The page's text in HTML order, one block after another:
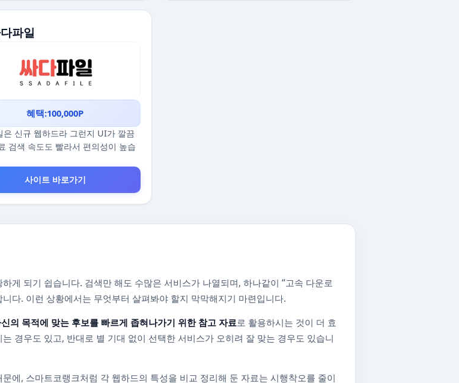
파일
혜택:100,000P
은 신규 웹하드라 그런지 UI가 깔끔
검색 속도도 빨라서 편의성이 높습
사이트 바로가기
게 되기 쉽습니다. 검색만 해도 수많은 서비스가 나열되며, 하나같이 “고속 다운로
다. 이런 상황에서는 무엇부터 살펴봐야 할지 막막해지기 마련입니다.
의 목적에 맞는 후보를 빠르게 좁혀나가기 위한 참고 자료로 활용하시는 것이 더 효
경우도 있고, 반대로 별 기대 없이 선택한 서비스가 오히려 잘 맞는 경우도 있습니
에, 스마트코랭크처럼 각 웹하드의 특성을 비교 정리해 둔 자료는 시행착오를 줄이